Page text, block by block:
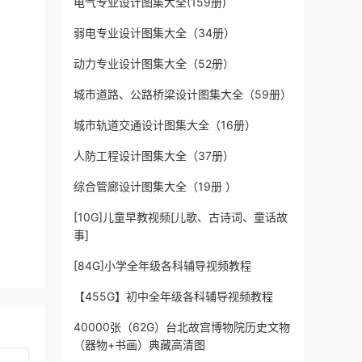
弱电专业设计图集大全（34册）
动力专业设计图集大全（52册）
城市道路、公路桥梁设计图集大全（59册）
城市轨道交通设计图集大全（16册）
人防工程设计图集大全（37册）
综合管廊设计图集大全（19册 ）
[10G]儿童早教视频[儿歌、古诗词、童话故
事]
[84G]小学全年级各科辅导视频教程
【455G】初中全年级各科辅导视频教程
40000张（62G）台北故宫博物院历史文物
（器物+书画）典藏高清图